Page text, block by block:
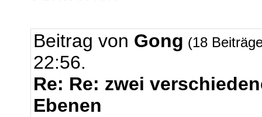
Beitrag von Gong (18
22:56.
Re: Re: zwei
Ebenen